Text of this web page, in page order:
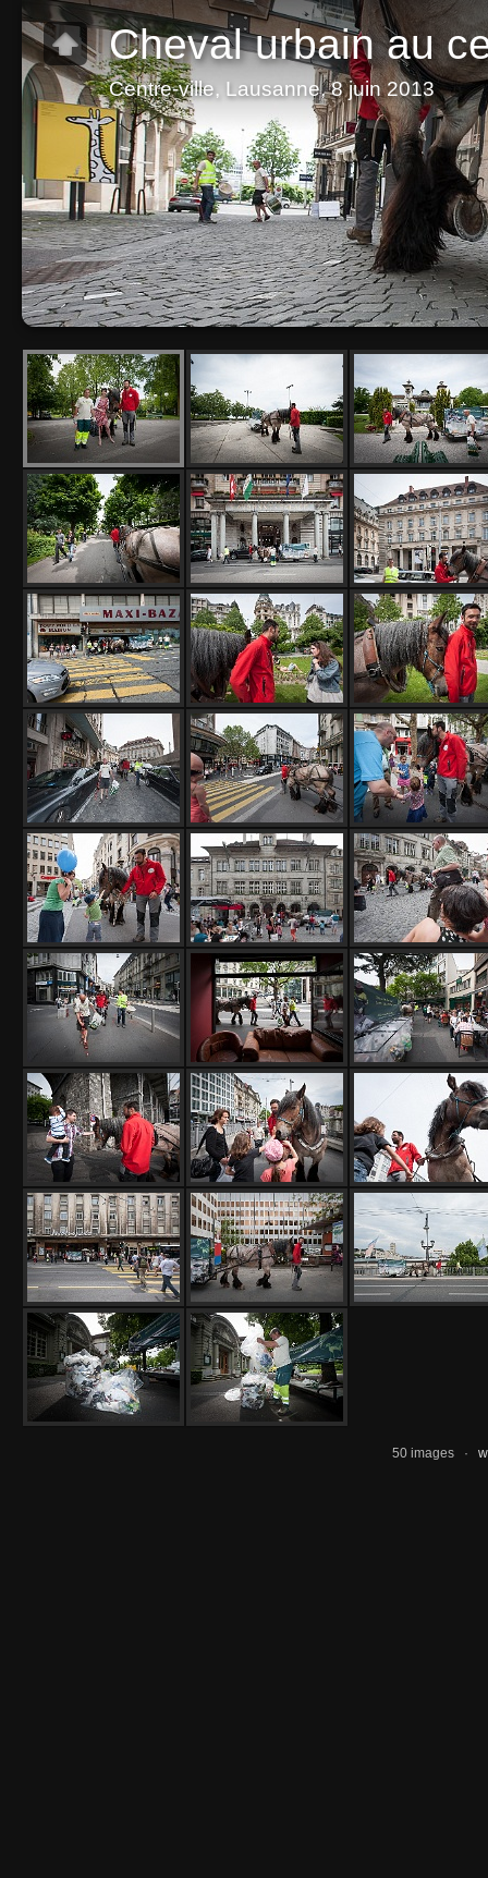
Cheval urbain au
Centre-ville, Lausanne, 8 juin 2013
50 images ·